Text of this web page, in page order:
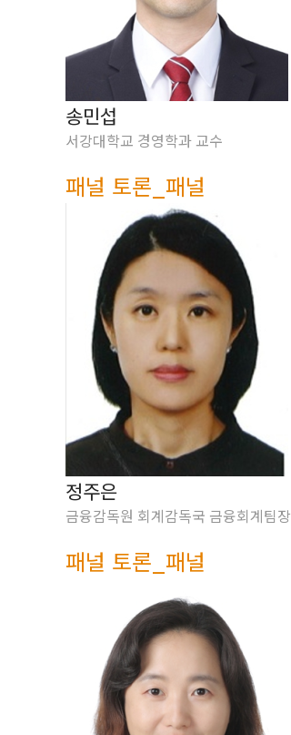
송민섭
서강대학교 경영학과 교수
패널 토론_패널
정주은
금융감독원 회계감독국 금융회계팀장
패널 토론_패널